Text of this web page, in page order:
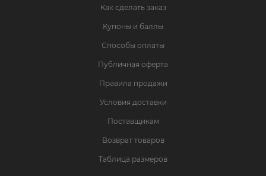
Как сделать заказ
Купоны и баллы
Способы оплаты
Публичная оферта
Правила продажи
Условия доставки
Поставщикам
Возврат товаров
Таблица размеров